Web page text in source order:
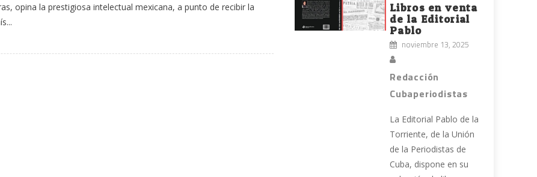
opina la prestigiosa intelectual mexicana, a punto de recibir la
Libros en venta
de la Editorial
Pablo
noviembre 13, 2025
Redacción
Cubaperiodistas
La Editorial Pablo de la
Torriente, de la Unión
de la Periodistas de
Cuba, dispone en su